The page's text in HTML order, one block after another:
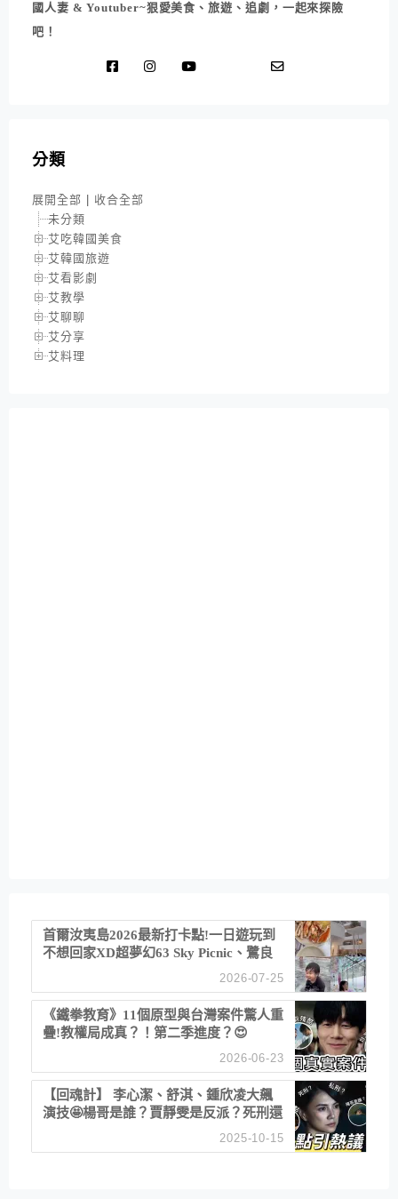
國人妻 & Youtuber~狠愛美食、旅遊、追劇，一起來探險
吧！
分類
展開全部 | 收合全部
未分類
艾吃韓國美食
艾韓國旅遊
艾看影劇
艾教學
艾聊聊
艾分享
艾料理
首爾汝夷島2026最新打卡點!一日遊玩到
不想回家XD超夢幻63 Sky Picnic、鷺良
津帝王蟹大餐、《淚之女王》拍攝地、漢
江公園免費玩水
2026-07-25
《鐵拳教育》11個原型與台灣案件驚人重
疊!教權局成真？！第二季進度？😍
2026-06-23
【回魂計】 李心潔、舒淇、鍾欣凌大飆
演技🤩楊哥是誰？賈靜雯是反派？死刑還
2025-10-15